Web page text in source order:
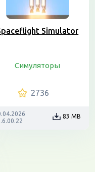
Simulator
Симуляторы
2736
83 MB